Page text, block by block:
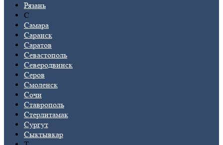
Рязань
С
Самара
Саранск
Саратов
Севастополь
Северодвинск
Серов
Смоленск
Сочи
Ставрополь
Стерлитамак
Сургут
Сыктывкар